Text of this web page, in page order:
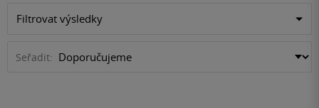
Filtrovat výsledky
Seřadit: